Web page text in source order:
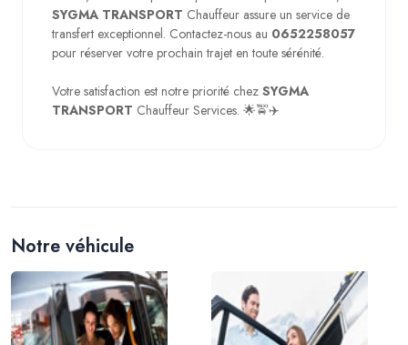
SYGMA TRANSPORT Chauffeur assure un service de
transfert exceptionnel. Contactez-nous au 0652258057
pour réserver votre prochain trajet en toute sérénité.
Votre satisfaction est notre priorité chez SYGMA
TRANSPORT Chauffeur Services. 🌟🚖✈️
Notre véhicule